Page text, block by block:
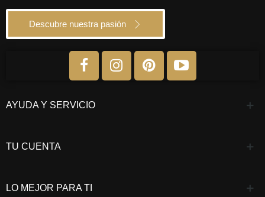
Descubre nuestra pasión
AYUDA Y SERVICIO
TU CUENTA
LO MEJOR PARA TI